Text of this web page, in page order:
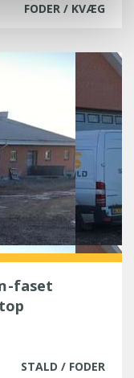
FODER / KVÆG
faset
STALD / FODER